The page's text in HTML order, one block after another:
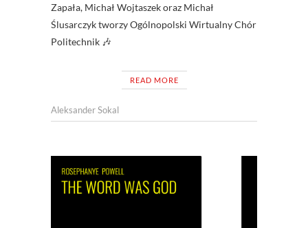
Zapała, Michał Wojtaszek oraz Michał
Ślusarczyk tworzy Ogólnopolski Wirtualny Chór
Politechnik 🎶
READ MORE
Aleksander Sokal